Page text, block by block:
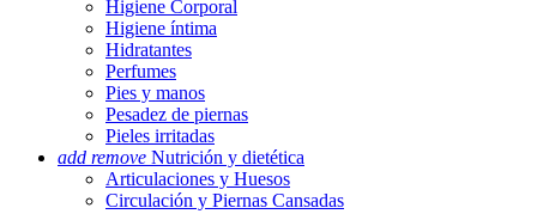
Higiene Corporal
Higiene íntima
Hidratantes
Perfumes
Pies y manos
Pesadez de piernas
Pieles irritadas
add remove Nutrición y dietética
Articulaciones y Huesos
Circulación y Piernas Cansadas